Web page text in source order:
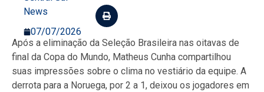
News
07/07/2026
Após a eliminação da Seleção Brasileira nas oitavas de
final da Copa do Mundo, Matheus Cunha compartilhou
suas impressões sobre o clima no vestiário da equipe. A
derrota para a Noruega, por 2 a 1, deixou os jogadores em